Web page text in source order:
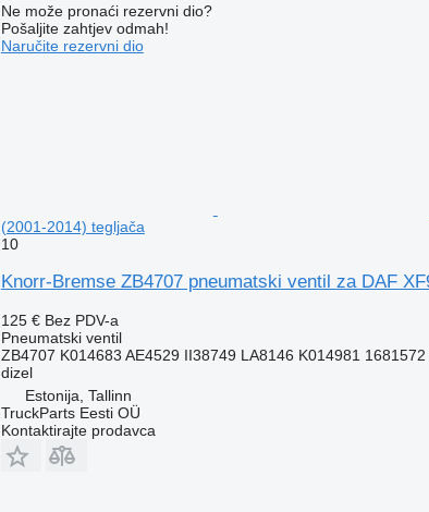
Ne može pronaći rezervni dio?
Pošaljite zahtjev odmah!
Naručite rezervni dio
(2001-2014) tegljača
10
Knorr-Bremse ZB4707 pneumatski ventil za DAF
125 € Bez PDV-a
Pneumatski ventil
ZB4707 K014683 AE4529 II38749 LA8146 K014981
dizel
Estonija, Tallinn
TruckParts Eesti OÜ
Kontaktirajte prodavca